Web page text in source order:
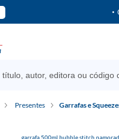
•
Presentes Garrafas e